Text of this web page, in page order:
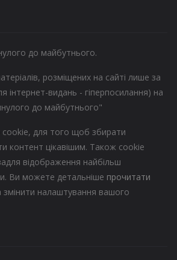
до майбутнього.
розміщених на сайті лише за
інтернет-видань - гіперпосилання) на
до майбутнього"
для того щоб збирати
контент цікавішим. Також cookie
відображення найбільш
Ви можете детальніше прочитати
змінити налаштування вашого